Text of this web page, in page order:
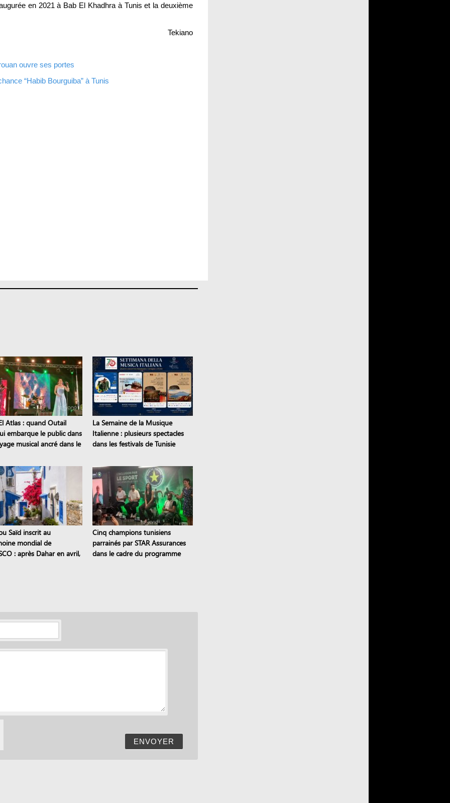
en 2021 à Bab El Khadhra à Tunis et la deuxième
Tekiano
ouvre ses portes
“Habib Bourguiba” à Tunis
Atlas : quand Outail
embarque le public dans
musical ancré dans le
La Semaine de la Musique
Italienne : plusieurs spectacles
dans les festivals de Tunisie
Saïd inscrit au
mondial de
: après Dahar en avril,
Cinq champions tunisiens
parrainés par STAR Assurances
dans le cadre du programme
ENVOYER